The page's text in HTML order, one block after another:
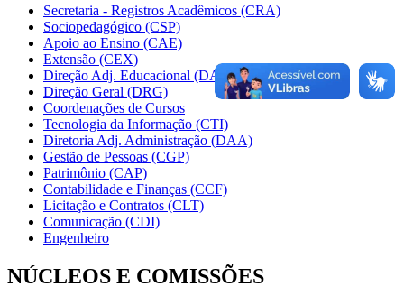
Secretaria - Registros Acadêmicos (CRA)
Sociopedagógico (CSP)
Apoio ao Ensino (CAE)
Extensão (CEX)
Direção Adj. Educacional (DAE)
Direção Geral (DRG)
Coordenações de Cursos
Tecnologia da Informação (CTI)
Diretoria Adj. Administração (DAA)
Gestão de Pessoas (CGP)
Patrimônio (CAP)
Contabilidade e Finanças (CCF)
Licitação e Contratos (CLT)
Comunicação (CDI)
Engenheiro
NÚCLEOS E COMISSÕES